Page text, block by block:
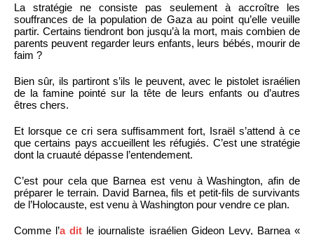
La stratégie ne consiste pas seulement à accroître les
souffrances de la population de Gaza au point qu’elle veuille
partir. Certains tiendront bon jusqu’à la mort, mais combien de
parents peuvent regarder leurs enfants, leurs bébés, mourir de
faim ?
Bien sûr, ils partiront s’ils le peuvent, avec le pistolet israélien
de la famine pointé sur la tête de leurs enfants ou d’autres
êtres chers.
Et lorsque ce cri sera suffisamment fort, Israël s’attend à ce
que certains pays accueillent les réfugiés. C’est une stratégie
dont la cruauté dépasse l’entendement.
C’est pour cela que Barnea est venu à Washington, afin de
préparer le terrain. David Barnea, fils et petit-fils de survivants
de l’Holocauste, est venu à Washington pour vendre ce plan.
Comme l’a dit le journaliste israélien Gideon Levy, Barnea «